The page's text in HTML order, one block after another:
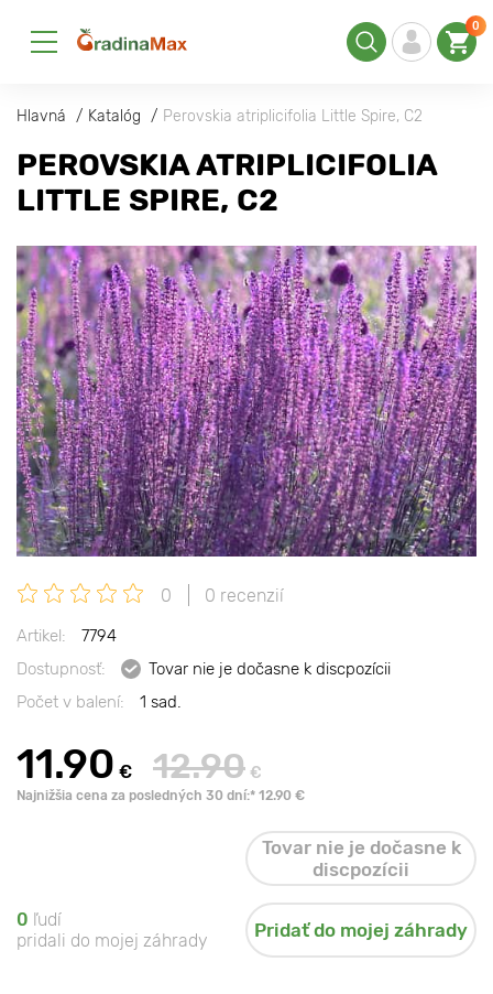
0
Hlavná Katalóg Perovskia atriplicifolia Little Spire, С2
PEROVSKIA ATRIPLICIFOLIA
LITTLE SPIRE, С2
0 0 recenzií
Artikel:
7794
Dostupnosť:
Tovar nie je dočasne k discpozícii
Počet v balení:
1 sad.
11.90 € 12.90 €
Najnižšia cena za posledných 30 dní:* 12.90 €
Tovar nie je dočasne k
discpozícii
0 ľudí
pridali do mojej záhrady
Pridať do mojej záhrady